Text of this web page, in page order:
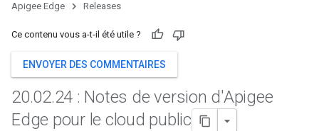
Apigee Edge Releases
Ce contenu vous a-t-il été utile ?
ENVOYER DES COMMENTAIRES
20.02.24 : Notes de version d'Apigee
Edge pour le cloud public